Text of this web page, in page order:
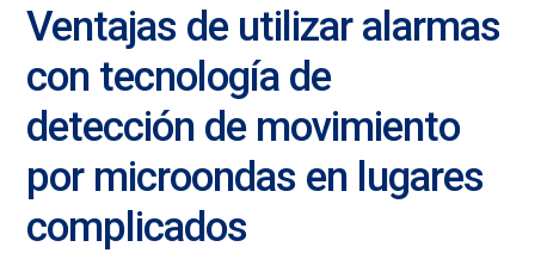
Ventajas de utilizar alarmas
con tecnología de
detección de movimiento
por microondas en lugares
complicados